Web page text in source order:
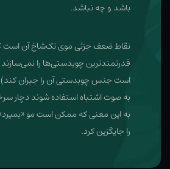
باشد و چه نباشد.
نقاط ضعف جزئی موی تک‌شاخ آن است
قدرتمند‌ترین چوبدستی‌ها را
است جنس چوبدستی آن را جبران کند)
به صوت اشتباه استفاده شوند دچار
به این معنی که ممکن است مو
را جایگزین کرد.